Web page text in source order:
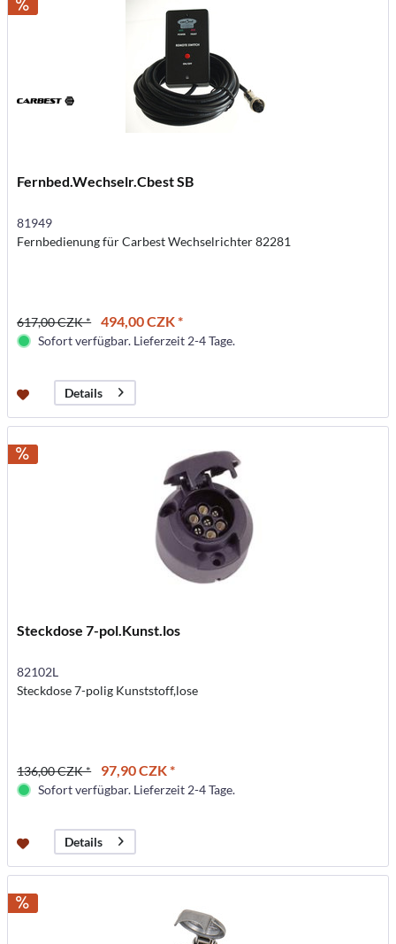
Fernbed.Wechselr.Cbest SB
81949
Fernbedienung für Carbest Wechselrichter 82281
617,00 CZK * 494,00 CZK *
Sofort verfügbar. Lieferzeit 2-4 Tage.
Details
Steckdose 7-pol.Kunst.los
82102L
Steckdose 7-polig Kunststoff,lose
136,00 CZK * 97,90 CZK *
Sofort verfügbar. Lieferzeit 2-4 Tage.
Details